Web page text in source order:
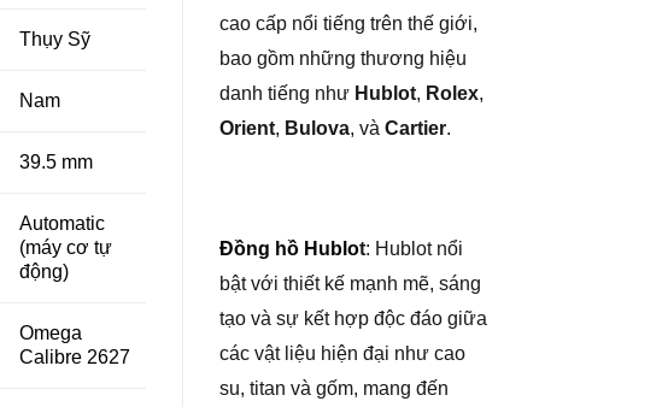
Thụy Sỹ
Nam
39.5 mm
Automatic
(máy cơ tự
động)
Omega
Calibre 2627
cao cấp nổi tiếng trên thế giới,
bao gồm những thương hiệu
danh tiếng như Hublot, Rolex,
Orient, Bulova, và Cartier.
Đồng hồ Hublot: Hublot nổi
bật với thiết kế mạnh mẽ, sáng
tạo và sự kết hợp độc đáo giữa
các vật liệu hiện đại như cao
su, titan và gốm, mang đến